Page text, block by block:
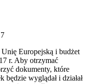
Europejską i budżet
r. Aby otrzymać
dokumenty, które
będzie wyglądał i działał